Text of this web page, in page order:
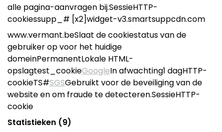
alle pagina-aanvragen bij.SessieHTTP-
cookiessupp_# [x2]widget-v3.smartsuppcdn.com
www.vermant.beSlaat de cookiestatus van de
gebruiker op voor het huidige
domeinPermanentLokale HTML-
opslagtest_cookieGoogleIn afwachting1 dagHTTP-
cookieTS#SGSGebruikt voor de beveiliging van de
website en om fraude te detecteren.SessieHTTP-
cookie
Statistieken (9)